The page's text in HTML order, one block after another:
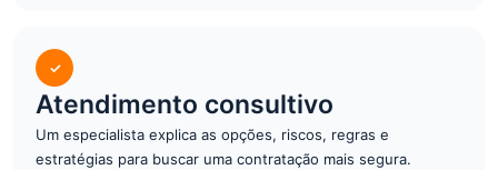
✓
Atendimento consultivo
Um especialista explica as opções, riscos, regras e
estratégias para buscar uma contratação mais segura.